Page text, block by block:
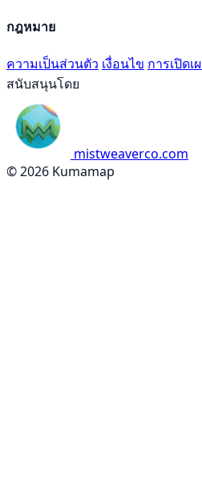
กฎหมาย
ความเป็นส่วนตัว เงื่อนไข การเปิด
สนับสนุนโดย
mistweaverco.com
© 2026 Kumamap